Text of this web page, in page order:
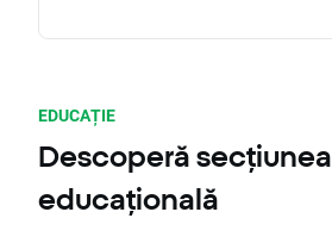
EDUCAȚIE
Descoperă secțiunea
educațională